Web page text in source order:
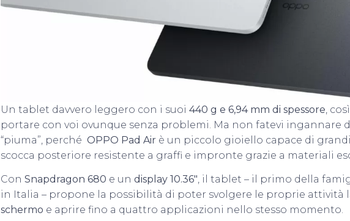
Un tablet davvero leggero con i suoi 440 g e 6,94 mm di spessore ,
portare con voi ovunque senza problemi. Ma non fatevi ingannare
“piuma”, perché OPPO Pad Air è un piccolo gioiello capace di
scocca posteriore resistente a graffi e impronte grazie a materiali
Con Snapdragon 680 e un display 10.36″, il tablet – il primo della
in Italia – propone la possibilità di poter svolgere le proprie attività
schermo e aprire fino a quattro applicazioni nello stesso momento.